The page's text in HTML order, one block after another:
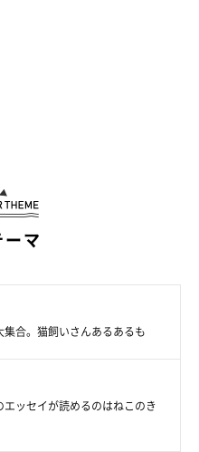
ゃんを「いつまで経っても可
伺いました。
マ
合。猫飼いさんあるあるも
ッセイが読めるのはねこのき